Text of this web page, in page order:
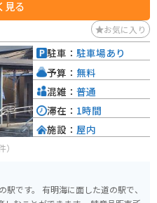
んに使った料理を楽しむことがで
ーサイドロードなど、風光明媚なツ
、観光情報など、様々な情報を入
見る
お気に入り
）
た道の駅で、
駐車： 駐車場あり
予算： 無料
混雑： 普通
滞在： 1時間
施設： 屋内